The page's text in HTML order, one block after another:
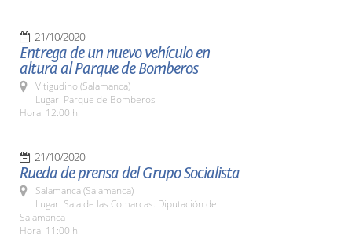
21/10/2020
Entrega de un nuevo vehículo en
altura al Parque de Bomberos
Vitigudino (Salamanca)
Lugar: Parque de Bomberos
Hora: 12:00 h.
21/10/2020
Rueda de prensa del Grupo Socialista
Salamanca (Salamanca)
Lugar: Sala de las Comarcas. Diputación de
Salamanca
Hora: 11:00 h.